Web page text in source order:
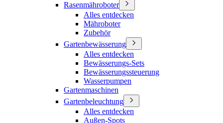
Rasenmähroboter
Alles entdecken
Mähroboter
Zubehör
Gartenbewässerung
Alles entdecken
Bewässerungs-Sets
Bewässerungssteuerung
Wasserpumpen
Gartenmaschinen
Gartenbeleuchtung
Alles entdecken
Außen-Spots